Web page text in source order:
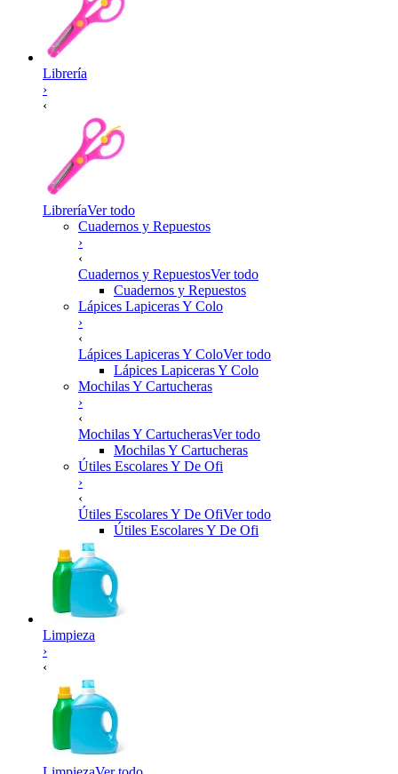
Librería
›
‹
LibreríaVer todo
Cuadernos y Repuestos
›
‹
Cuadernos y RepuestosVer todo
Cuadernos y Repuestos
Lápices Lapiceras Y Colo
›
‹
Lápices Lapiceras Y ColoVer todo
Lápices Lapiceras Y Colo
Mochilas Y Cartucheras
›
‹
Mochilas Y CartucherasVer todo
Mochilas Y Cartucheras
Útiles Escolares Y De Ofi
›
‹
Útiles Escolares Y De OfiVer todo
Útiles Escolares Y De Ofi
Limpieza
›
‹